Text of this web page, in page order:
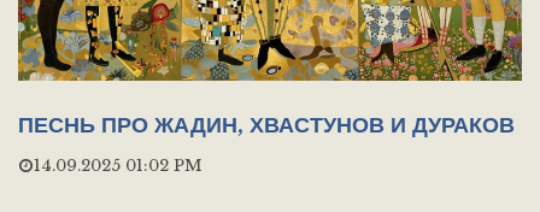
ПЕСНЬ ПРО ЖАДИН, ХВАСТУНОВ И ДУРАКОВ
14.09.2025 01:02 PM